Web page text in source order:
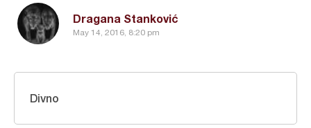
Dragana Stanković
May 14, 2016, 8:20 pm
Divno